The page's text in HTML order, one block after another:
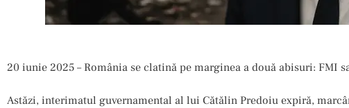
20 iunie 2025 – România se clatină pe marginea a două abisuri: FMI
Astăzi, interimatul guvernamental al lui Cătălin Predoiu expiră,